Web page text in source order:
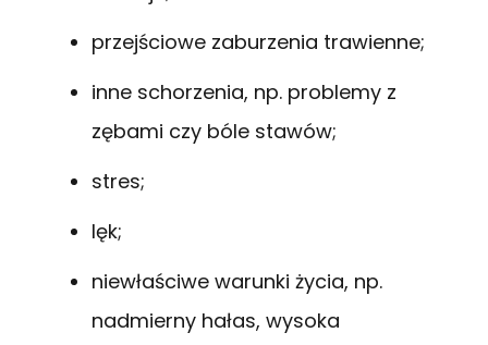
przejściowe zaburzenia trawienne;
inne schorzenia, np. problemy z
zębami czy bóle stawów;
stres;
lęk;
niewłaściwe warunki życia, np.
nadmierny hałas, wysoka